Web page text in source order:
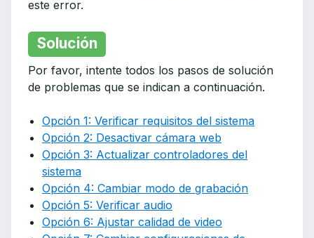
este error.
Solución
Por favor, intente todos los pasos de solución
de problemas que se indican a continuación.
Opción 1: Verificar requisitos del sistema
Opción 2: Desactivar cámara web
Opción 3: Actualizar controladores del
sistema
Opción 4: Cambiar modo de grabación
Opción 5: Verificar audio
Opción 6: Ajustar calidad de video